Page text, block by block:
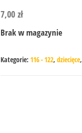
7,00 zł
Brak w magazynie
Kategorie: 116 - 122, dziecięce,